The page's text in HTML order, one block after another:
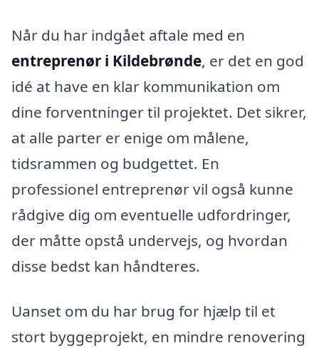
Når du har indgået aftale med en
entreprenør i Kildebrønde, er det en god
idé at have en klar kommunikation om
dine forventninger til projektet. Det sikrer,
at alle parter er enige om målene,
tidsrammen og budgettet. En
professionel entreprenør vil også kunne
rådgive dig om eventuelle udfordringer,
der måtte opstå undervejs, og hvordan
disse bedst kan håndteres.
Uanset om du har brug for hjælp til et
stort byggeprojekt, en mindre renovering